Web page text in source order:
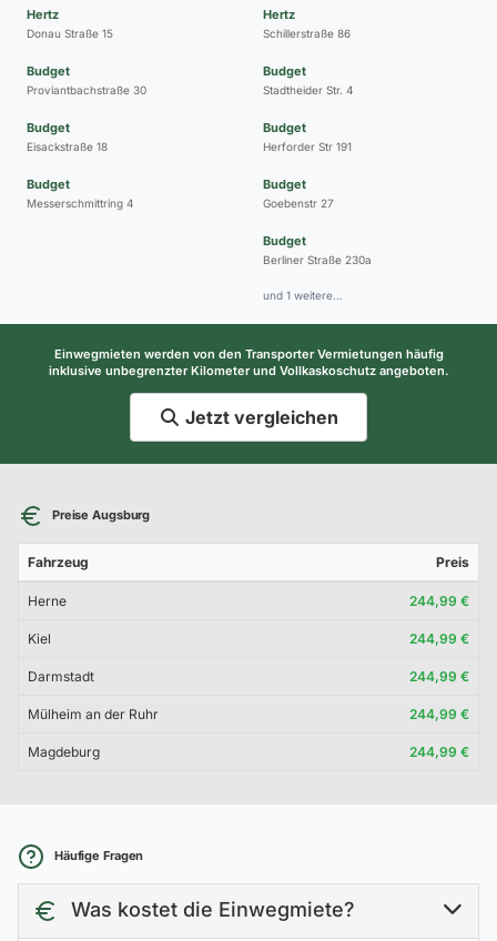
Hertz
Donau Straße 15
Budget
Proviantbachstraße 30
Budget
Eisackstraße 18
Budget
Messerschmittring 4
Hertz
Schillerstraße 86
Budget
Stadtheider Str. 4
Budget
Herforder Str 191
Budget
Goebenstr 27
Budget
Berliner Straße 230a
und 1 weitere…
Einwegmieten werden von den Transporter Vermietungen häufig
inklusive unbegrenzter Kilometer und Vollkaskoschutz angeboten.
Jetzt vergleichen
Preise Augsburg
Fahrzeug Preis
Herne 244,99 €
Kiel 244,99 €
Darmstadt 244,99 €
Mülheim an der Ruhr 244,99 €
Magdeburg 244,99 €
Häufige Fragen
Was kostet die Einwegmiete?